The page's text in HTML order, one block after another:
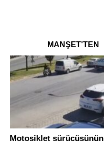
MANŞET'TEN
Motosiklet sürücüsünün